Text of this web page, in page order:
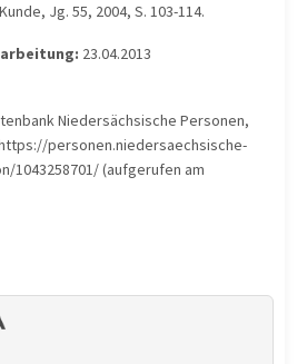
Jg. 55, 2004, S. 103-114.
23.04.2013
Niedersächsische Personen,
https://personen.niedersaechsische-
1043258701/ (aufgerufen am